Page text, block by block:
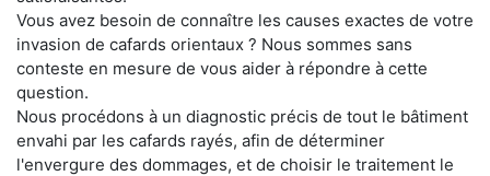
Vous avez besoin de connaître les causes exactes de votre
invasion de cafards orientaux ? Nous sommes sans
conteste en mesure de vous aider à répondre à cette
question.
Nous procédons à un diagnostic précis de tout le bâtiment
envahi par les cafards rayés, afin de déterminer
l'envergure des dommages, et de choisir le traitement le